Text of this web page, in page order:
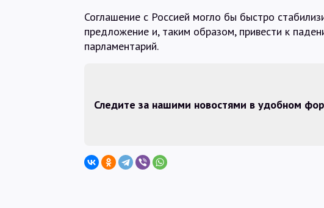
Соглашение с Россией могло бы быстро
предложение и, таким образом, привести к
парламентарий.
Следите за нашими новостями в удобном